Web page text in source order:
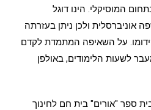
המוסיקלי. הינו דוגל
אוניברסלית ולכן ניתן בעזרתה
על השאיפה המתמדת לקדם
לשעות הלימודים, באולפן
ספר "אורים" בית חם לחינוך